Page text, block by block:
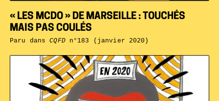
« LES MCDO » DE MARSEILLE : TOUCHÉS
MAIS PAS COULÉS
Paru dansCQFDn°183 (janvier 2020)